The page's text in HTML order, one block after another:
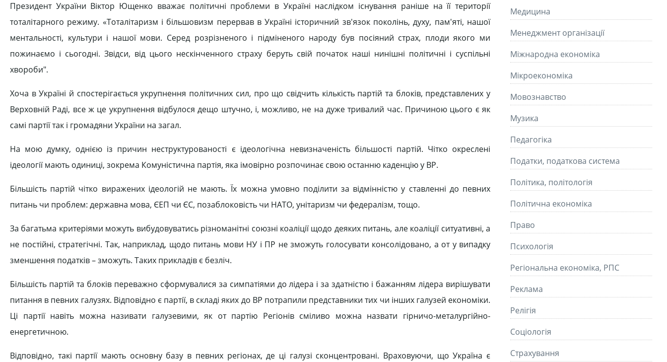
Президент України Віктор Ющенко вважає політичні проблеми в Україні наслідком існування раніше на її території
тоталітарного режиму. «Тоталітаризм і більшовизм перервав в Україні історичний зв'язок поколінь, духу, пам'яті, нашої
ментальності, культури і нашої мови. Серед розрізненого і підміненого народу був посіяний страх, плоди якого ми
пожинаємо і сьогодні. Звідси, від цього нескінченного страху беруть свій початок наші нинішні політичні і суспільні
хвороби".
Хоча в Україні й спостерігається укрупнення політичних сил, про що свідчить кількість партій та блоків, представлених у
Верховній Раді, все ж це укрупнення відбулося дещо штучно, і, можливо, не на дуже тривалий час. Причиною цього є як
самі партії так і громадяни України на загал.
На мою думку, однією із причин неструктурованості є ідеологічна невизначеність більшості партій. Чітко окреслені
ідеології мають одиниці, зокрема Комуністична партія, яка імовірно розпочинає свою останню каденцію у ВР.
Більшість партій чітко виражених ідеологій не мають. Їх можна умовно поділити за відмінністю у ставленні до певних
питань чи проблем: державна мова, ЄЕП чи ЄС, позаблоковість чи НАТО, унітаризм чи федералізм, тощо.
За багатьма критеріями можуть вибудовуватись різноманітні союзні коаліції щодо деяких питань, але коаліції ситуативні, а
не постійні, стратегічні. Так, наприклад, щодо питань мови НУ і ПР не зможуть голосувати консолідовано, а от у випадку
зменшення податків – зможуть. Таких прикладів є безліч.
Більшість партій та блоків переважно сформувалися за симпатіями до лідера і за здатністю і бажанням лідера вирішувати
питання в певних галузях. Відповідно є партії, в складі яких до ВР потрапили представники тих чи інших галузей економіки.
Ці партії навіть можна називати галузевими, як от партію Регіонів сміливо можна назвати гірничо-металургійно-
енергетичною.
Відповідно, такі партії мають основну базу в певних регіонах, де ці галузі сконцентровані. Враховуючи, що Україна є
Медицина
Менеджмент організації
Міжнародна економіка
Мікроекономіка
Мовознавство
Музика
Педагогіка
Податки, податкова система
Політика, політологія
Політична економіка
Право
Психологія
Регіональна економіка, РПС
Реклама
Релігія
Соціологія
Страхування